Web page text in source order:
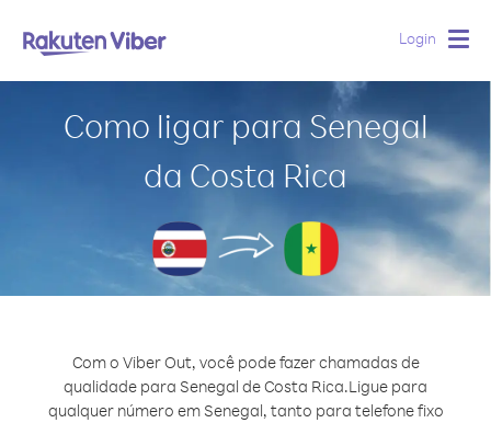
Login
Como ligar para Senegal
da Costa Rica
Com o Viber Out, você pode fazer chamadas de
qualidade para Senegal de Costa Rica.Ligue para
qualquer número em Senegal, tanto para telefone fixo